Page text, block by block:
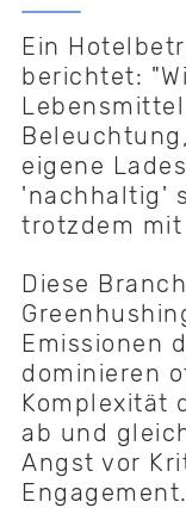
Ein
berichtet:
eigene
'nachhaltig'
trotzdem mit
Diese
Emissionen
dominieren
Komplexität
ab und
Angst vor
Engagement.